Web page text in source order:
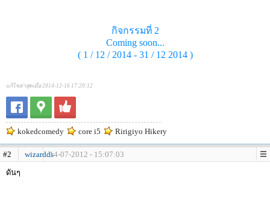
กิจกรรมที่ 2
Coming soon...
( 1 / 12 / 2014 - 31 / 12 2014 )
แก้ไขล่าสุดเมื่อ 2014-12-16 17:20:12
kokedcomedy core i5 Ririgiyo Hikery
#2 wizardds14-07-2012 - 15:07:03
ดันๆ